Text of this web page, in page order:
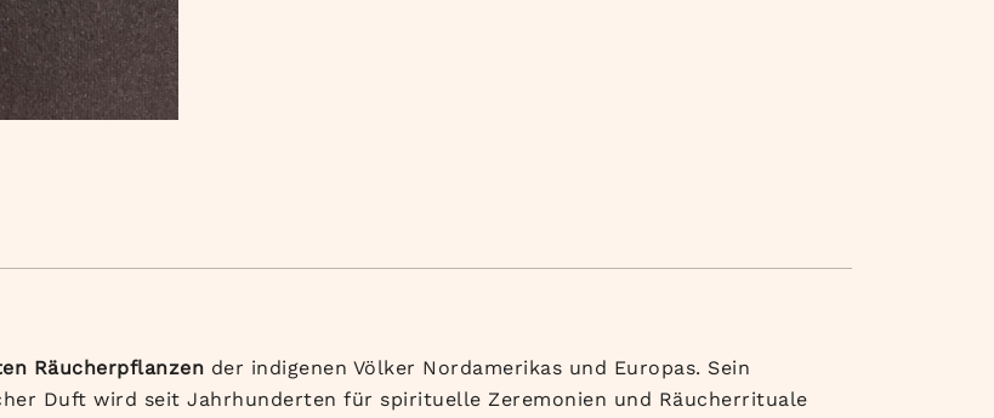
Räucherpflanzen der indigenen Völker Nordamerikas und Europas. Sein
Duft wird seit Jahrhunderten für spirituelle Zeremonien und Räucherrituale